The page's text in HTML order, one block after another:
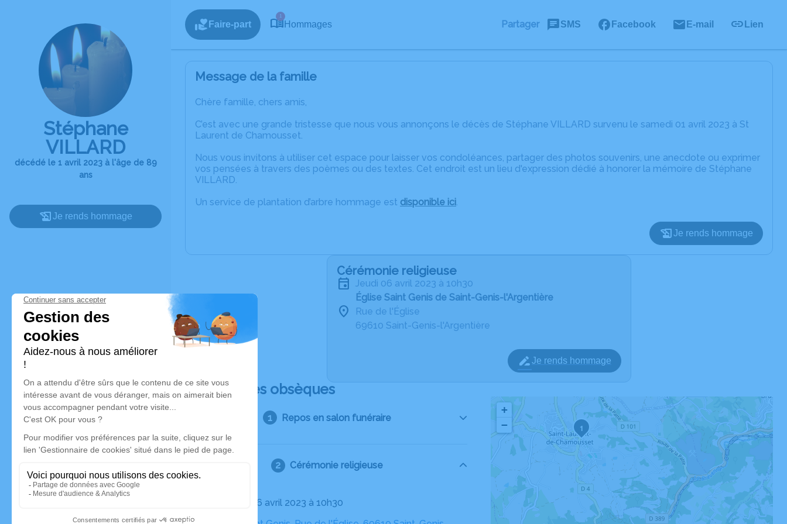
Stéphane
VILLARD
décédé le 1 avril 2023 à l'âge de 89
ans
Je rends hommage
Faire-part
1
Hommages Partager SMS Facebook E-mail Lien
Message de la famille
Chère famille, chers amis,
C’est avec une grande tristesse que nous vous annonçons le décès de Stéphane VILLARD survenu le samedi 01 avril 2023 à St
Laurent de Chamousset.
Nous vous invitons à utiliser cet espace pour laisser vos condoléances, partager des photos souvenirs, une anecdote ou exprimer
vos pensées à travers des poèmes ou des textes. Cet endroit est un lieu d'expression dédié à honorer la mémoire de Stéphane
VILLARD.
Un service de plantation d’arbre hommage est disponible ici.
Je rends hommage
Cérémonie religieuse
jeudi 06 avril 2023 à 10h30
Église Saint Genis de Saint-Genis-l'Argentière
Rue de l'Église
69610 Saint-Genis-l'Argentière
Je rends hommage
Déroulé des obsèques
Repos en salon funéraire
Cérémonie religieuse
Le jeudi 06 avril 2023 à 10h30
1
+
−